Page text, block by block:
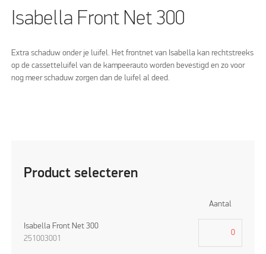
Isabella Front Net 300
Extra schaduw onder je luifel. Het frontnet van Isabella kan rechtstreeks
op de cassetteluifel van de kampeerauto worden bevestigd en zo voor
nog meer schaduw zorgen dan de luifel al deed.
Product selecteren
Aantal
Isabella Front Net 300
251003001